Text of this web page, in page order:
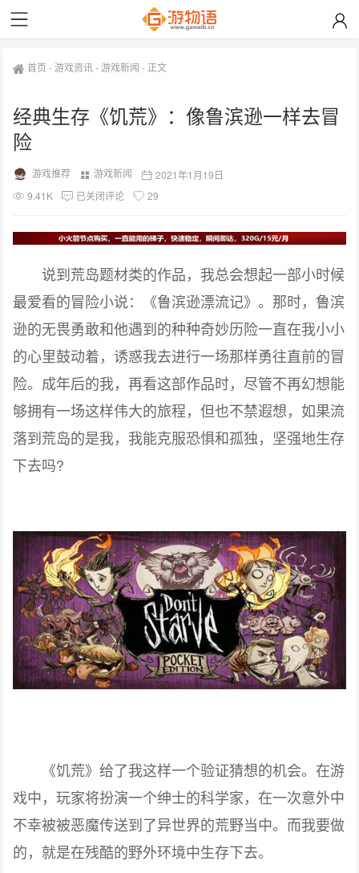
首页 -游戏资讯-游戏新闻 - 正文
经典生存《饥荒》：像鲁滨逊一样去冒
险
游戏推荐 游戏新闻
2021年1月19日
9.41K
已关闭评论 29
说到荒岛题材类的作品，我总会想起一部小时候
最爱看的冒险小说：《鲁滨逊漂流记》。那时，鲁滨
逊的无畏勇敢和他遇到的种种奇妙历险一直在我小小
的心里鼓动着，诱惑我去进行一场那样勇往直前的冒
险。成年后的我，再看这部作品时，尽管不再幻想能
够拥有一场这样伟大的旅程，但也不禁遐想，如果流
落到荒岛的是我，我能克服恐惧和孤独，坚强地生存
下去吗?
《饥荒》给了我这样一个验证猜想的机会。在游
戏中，玩家将扮演一个绅士的科学家，在一次意外中
不幸被被恶魔传送到了异世界的荒野当中。而我要做
的，就是在残酷的野外环境中生存下去。